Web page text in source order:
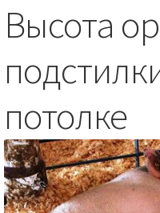
🤝 Сотрудничество
📦 💳 Доставка и оплата
Высота
потолке